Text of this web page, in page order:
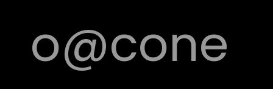
o@cone